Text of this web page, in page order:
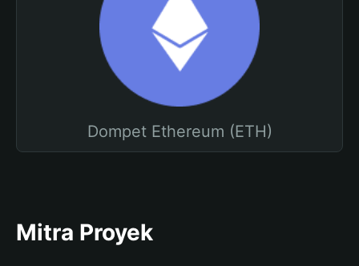
Dompet Ethereum (ETH)
Mitra Proyek